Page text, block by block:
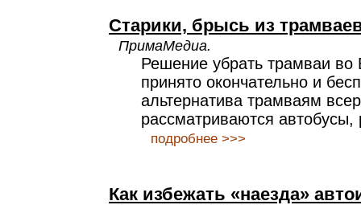
Старики, брысь из
ПримаМедиа.
Решение убрать трамваи во
принято окончательно и
альтернатива трамваям
рассматриваются
подробнее >>>
Как избежать «наезда»